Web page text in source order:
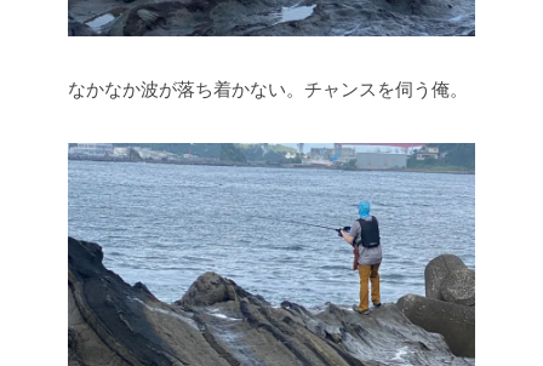
なかなか波が落ち着かない。チャンスを伺う俺。